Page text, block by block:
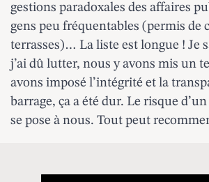
gestions paradoxales des affaires
gens peu fréquentables (permis de
terrasses)… La liste est longue ! Je
j’ai dû lutter, nous y avons mis un
avons imposé l’intégrité et la
barrage, ça a été dur. Le risque
se pose à nous. Tout peut